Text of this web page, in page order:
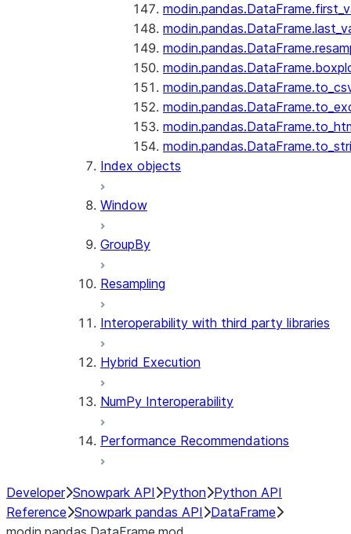
Index objects
Window
GroupBy
Resampling
Interoperability with third party libraries
Hybrid Execution
NumPy Interoperability
Performance Recommendations
Developer Snowpark API Python Python API
Reference Snowpark pandas API
DataFrame